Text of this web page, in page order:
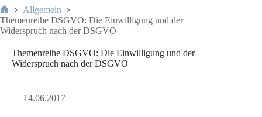
Start
Allgemein
Themenreihe DSGVO: Die Einwilligung und der
Widerspruch nach der DSGVO
Themenreihe DSGVO: Die Einwilligung und der
Widerspruch nach der DSGVO
14.06.2017